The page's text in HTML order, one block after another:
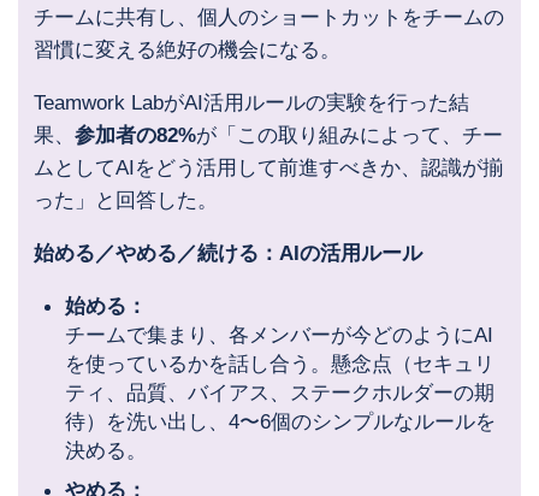
チームに共有し、個人のショートカットをチームの
習慣に変える絶好の機会になる。
Teamwork LabがAI活用ルールの実験を行った結
果、参加者の82%が「この取り組みによって、チー
ムとしてAIをどう活用して前進すべきか、認識が揃
った」と回答した。
始める／やめる／続ける：AIの活用ルール
始める：
チームで集まり、各メンバーが今どのようにAI
を使っているかを話し合う。懸念点（セキュリ
ティ、品質、バイアス、ステークホルダーの期
待）を洗い出し、4〜6個のシンプルなルールを
決める。
やめる：